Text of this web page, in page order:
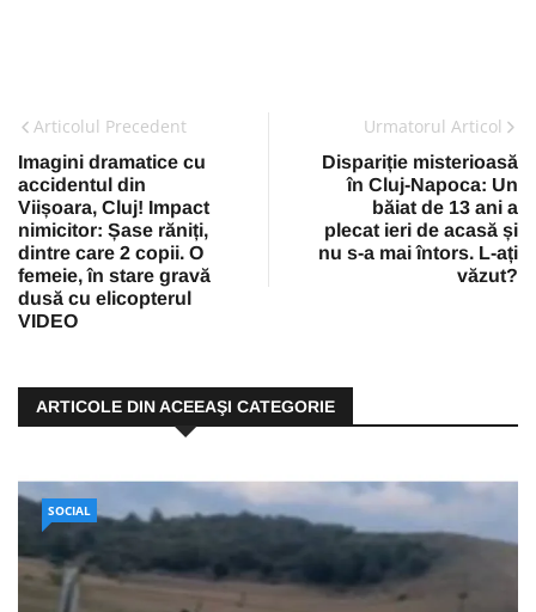
Articolul Precedent
Imagini dramatice cu
accidentul din
Viișoara, Cluj! Impact
nimicitor: Șase răniți,
dintre care 2 copii. O
femeie, în stare gravă
dusă cu elicopterul
VIDEO
Urmatorul Articol
Dispariție misterioasă
în Cluj-Napoca: Un
băiat de 13 ani a
plecat ieri de acasă și
nu s-a mai întors. L-ați
văzut?
ARTICOLE DIN ACEEAŞI CATEGORIE
SOCIAL